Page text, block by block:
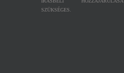
SZÜKSÉGES.